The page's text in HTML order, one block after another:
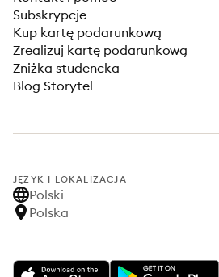
Subskrypcje
Kup kartę podarunkową
Zrealizuj kartę podarunkową
Zniżka studencka
Blog Storytel
JĘZYK I LOKALIZACJA
Polski
Polska